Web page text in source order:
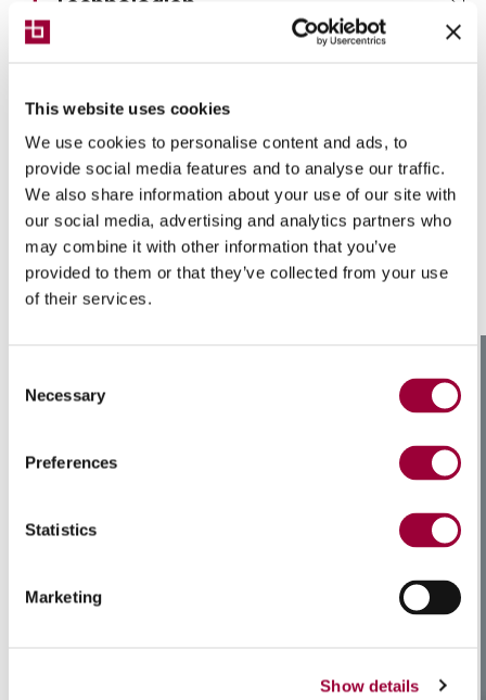
This website uses cookies
We use cookies to personalise content and ads, to
provide social media features and to analyse our traffic.
We also share information about your use of our site with
our social media, advertising and analytics partners who
may combine it with other information that you’ve
provided to them or that they’ve collected from your use
of their services.
Selection
Necessary
Preferences
Statistics
Marketing
Show details
Technische Highlights